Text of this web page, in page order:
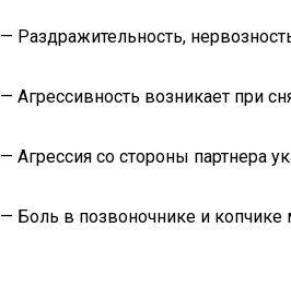
— Раздражительность,
— Агрессивность возникает при
— Агрессия со стороны партнера
— Боль в позвоночнике и копчике